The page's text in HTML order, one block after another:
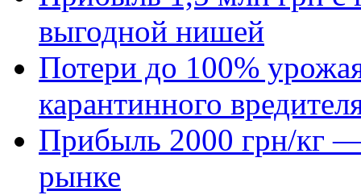
выгодной нишей
Потери до 100%
карантинного
Прибыль 2000 грн/кг —
рынке